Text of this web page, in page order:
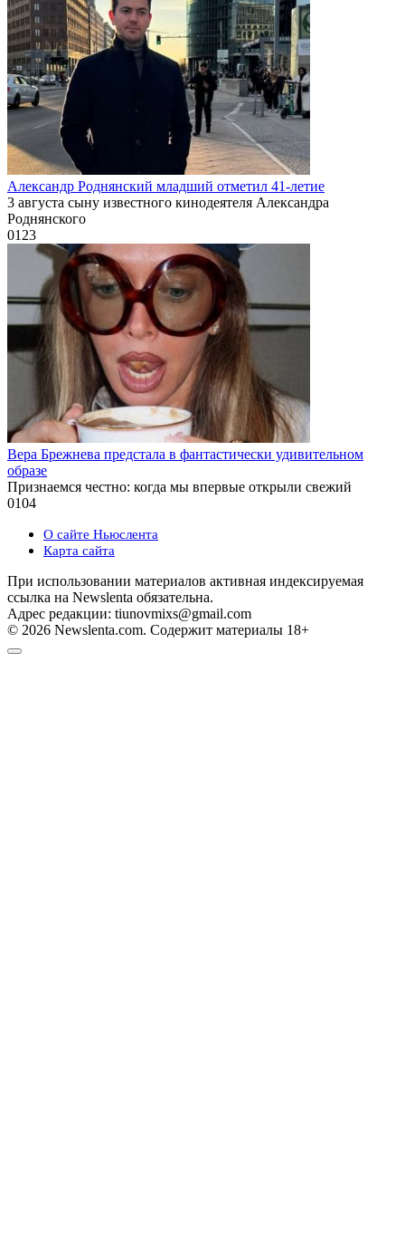
Александр Роднянский младший отметил 41-летие
3 августа сыну известного кинодеятеля Александра
Роднянского
0123
Вера Брежнева предстала в фантастически удивительном
образе
Признаемся честно: когда мы впервые открыли свежий
0104
О сайте Ньюслента
Карта сайта
При использовании материалов активная индексируемая
ссылка на Newslenta обязательна.
Адрес редакции: tiunovmixs@gmail.com
© 2026 Newslenta.com. Содержит материалы 18+